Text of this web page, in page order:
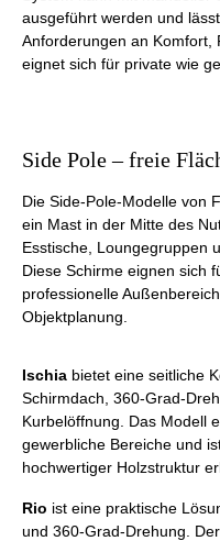
ausgeführt werden und
Anforderungen an Komfort,
eignet sich für private wie
Side Pole – freie
Die Side-Pole-Modelle von
ein Mast in der Mitte des
Esstische, Loungegruppen
Diese Schirme eignen sich
professionelle
Objektplanung.
Ischia bietet eine seitliche
Schirmdach, 360-Grad-
Kurbelöffnung. Das Modell
gewerbliche Bereiche und
hochwertiger Holzstruktur
Rio ist eine praktische
und 360-Grad-Drehung.